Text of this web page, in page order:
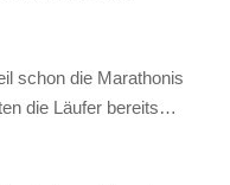
schon die Marathonis
die Läufer bereits…